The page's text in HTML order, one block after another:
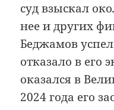
суд взыскал
нее и других
Беджамов
отказало в его
оказался в
2024 года его